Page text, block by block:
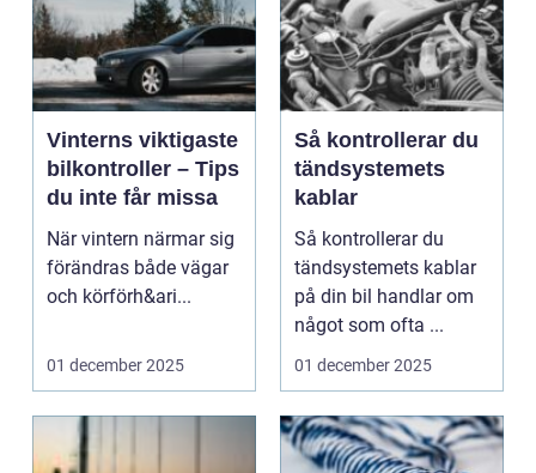
Vinterns viktigaste
bilkontroller – Tips
du inte får missa
När vintern närmar sig
förändras både vägar
och körförh&ari...
01 december 2025
Så kontrollerar du
tändsystemets
kablar
Så kontrollerar du
tändsystemets kablar
på din bil handlar om
något som ofta ...
01 december 2025